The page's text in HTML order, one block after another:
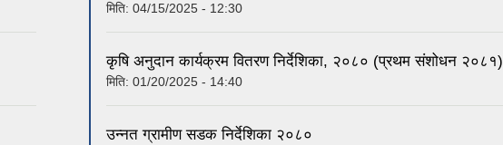
मिति: 04/15/2025 - 12:30
कृषि अनुदान कार्यक्रम वितरण निर्देशिका, २०८० (प्रथम संशोधन २०८१)
मिति: 01/20/2025 - 14:40
उन्नत ग्रामीण सडक निर्देशिका २०८०